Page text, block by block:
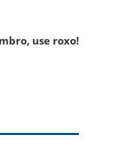
use roxo!